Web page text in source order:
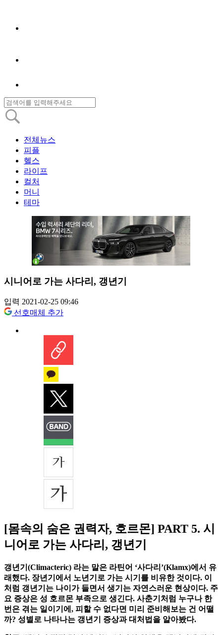
전체뉴스
피플
헬스
라이프
컬처
머니
테마
시니어로 가는 사다리, 갱년기
입력 2021-02-25 09:46
선호매체 추가
[몸속의 숨은 권력자, 호르몬] PART 5. 시
니어로 가는 사다리, 갱년기
갱년기(Climacteric) 라는 말은 라틴어 ‘사다리’(Klamx)에서 유
래했다. 장년기에서 노년기로 가는 시기를 비유한 것이다. 이
처럼 갱년기는 나이가 들면서 생기는 자연스러운 현상이다. 주
요 증상은 성 호르몬 부족으로 생긴다. 사춘기처럼 누구나 한
번은 겪는 일이기에, 피할 수 없다면 미리 준비해보는 건 어떨
까? 성별로 나타나는 갱년기 증상과 대처법을 알아봤다.